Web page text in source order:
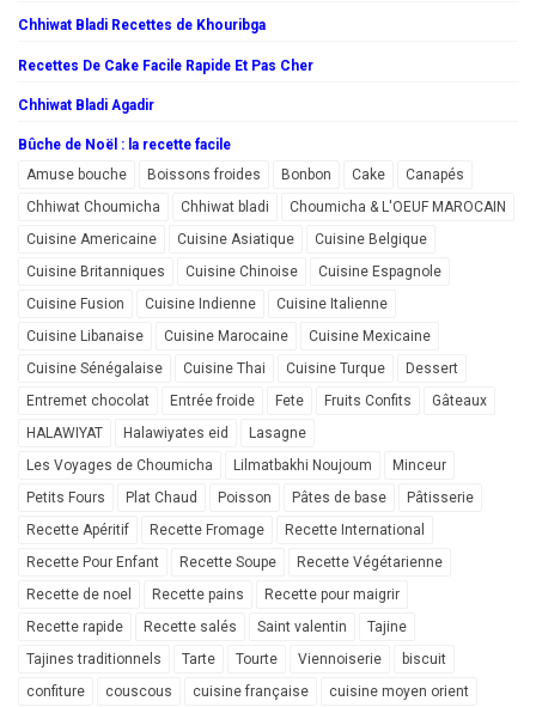
Chhiwat Bladi Recettes de Khouribga
Recettes De Cake Facile Rapide Et Pas Cher
Chhiwat Bladi Agadir
Bûche de Noël : la recette facile
Amuse bouche
Boissons froides Bonbon Cake
Canapés
Chhiwat Choumicha
Chhiwat bladi
Choumicha & L'OEUF MAROCAIN
Cuisine Americaine
Cuisine Asiatique
Cuisine Belgique
Cuisine Britanniques
Cuisine Chinoise
Cuisine Espagnole
Cuisine Fusion
Cuisine Indienne
Cuisine Italienne
Cuisine Libanaise
Cuisine Marocaine
Cuisine Mexicaine
Cuisine Sénégalaise
Cuisine Thai Cuisine Turque
Dessert
Entremet chocolat
Entrée froide Fete Fruits Confits
Gâteaux
HALAWIYAT
Halawiyates eid
Lasagne
Les Voyages de Choumicha
Lilmatbakhi Noujoum
Minceur
Petits Fours
Plat Chaud Poisson Pâtes de base
Pâtisserie
Recette Apéritif
Recette Fromage
Recette International
Recette Pour Enfant
Recette Soupe
Recette Végétarienne
Recette de noel
Recette pains
Recette pour maigrir
Recette rapide
Recette salés Saint valentin
Tajine
Tajines traditionnels
Tarte Tourte Viennoiserie
biscuit
confiture
couscous cuisine française cuisine moyen orient